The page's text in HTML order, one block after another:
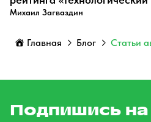
Михаил Загваздин
Главная Блог Статьи
Подпишись